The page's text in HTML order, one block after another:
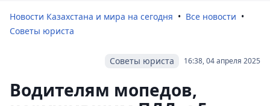
Новости Казахстана и мира на сегодня
Все новости
Советы юриста
16:38, 04 апреля 2025
Советы юриста
Водителям мопедов,